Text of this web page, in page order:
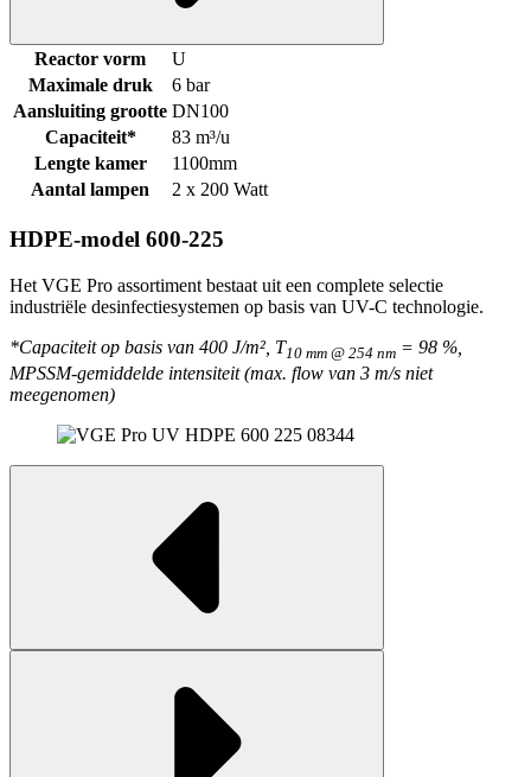
Reactor vorm
U
Maximale druk
6 bar
Aansluiting grootte DN100
Capaciteit*
83 m³/u
Lengte kamer
1100mm
Aantal lampen
2 x 200 Watt
HDPE-model 600-225
Het VGE Pro assortiment bestaat uit een complete selectie
industriële desinfectiesystemen op basis van UV-C technologie.
*Capaciteit op basis van 400 J/m², T10 mm @ 254 nm = 98 %,
MPSSM-gemiddelde intensiteit (max. flow van 3 m/s niet
meegenomen)